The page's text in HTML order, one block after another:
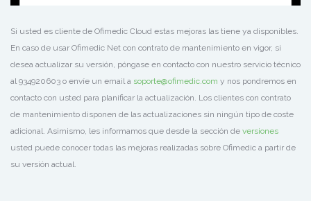
Si usted es cliente de Ofimedic Cloud estas mejoras las tiene ya disponibles.
En caso de usar Ofimedic Net con contrato de mantenimiento en vigor, si
desea actualizar su versión, póngase en contacto con nuestro servicio técnico
al 934920603 o envíe un email a soporte@ofimedic.com y nos pondremos en
contacto con usted para planificar la actualización. Los clientes con contrato
de mantenimiento disponen de las actualizaciones sin ningún tipo de coste
adicional. Asimismo, les informamos que desde la sección de versiones
usted puede conocer todas las mejoras realizadas sobre Ofimedic a partir de
su versión actual.